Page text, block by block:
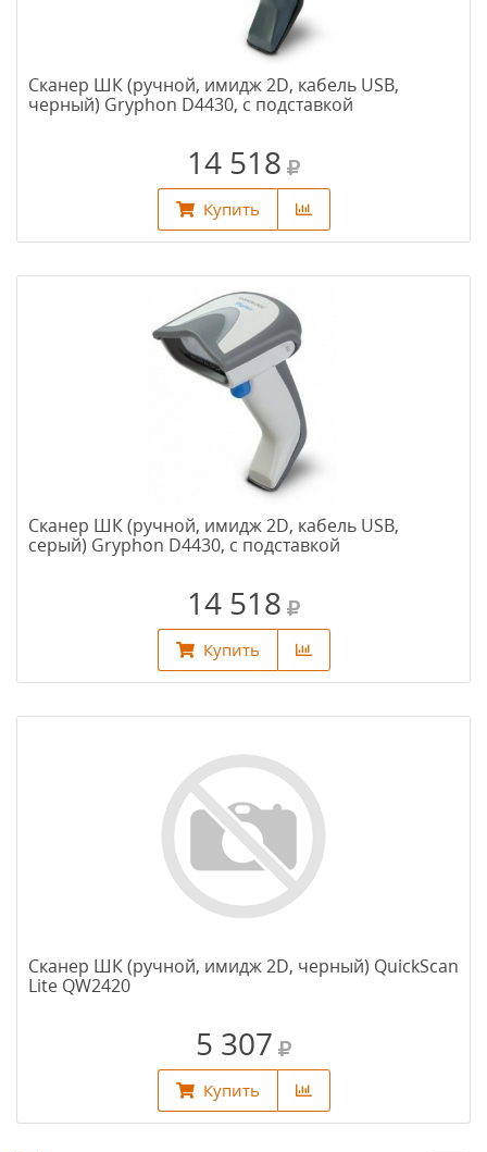
Сканер ШК (ручной, имидж 2D, кабель USB,
черный) Gryphon D4430, с подставкой
14 518
Купить
Сканер ШК (ручной, имидж 2D, кабель USB,
серый) Gryphon D4430, с подставкой
14 518
Купить
Сканер ШК (ручной, имидж 2D, черный) QuickScan
Lite QW2420
5 307
Купить